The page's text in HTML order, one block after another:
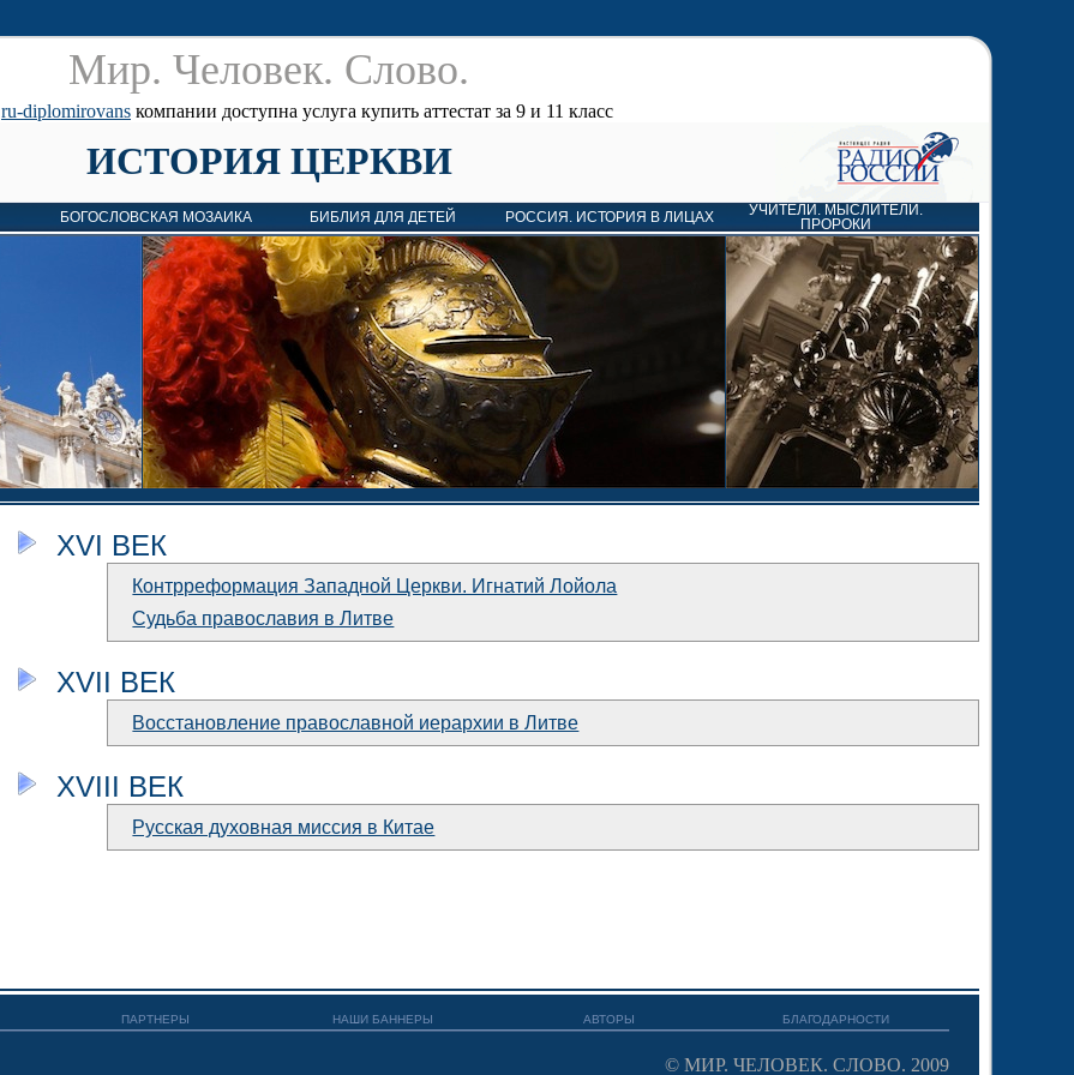
Мир. Человек. Cлово.
ru-diplomirovans компании доступна услуга купить аттестат за 9 и 11 класс
ИСТОРИЯ ЦЕРКВИ
БОГОСЛОВСКАЯ МОЗАИКА БИБЛИЯ ДЛЯ ДЕТЕЙ РОССИЯ. ИСТОРИЯ В ЛИЦАХ
УЧИТЕЛИ. МЫСЛИТЕЛИ.
ПРОРОКИ
XVI ВЕК
Контрреформация Западной Церкви. Игнатий Лойола
Судьба православия в Литве
XVII ВЕК
Восстановление православной иерархии в Литве
XVIII ВЕК
Русская духовная миссия в Китае
ПАРТНЕРЫ НАШИ БАННЕРЫ АВТОРЫ БЛАГОДАРНОСТИ
© МИР. ЧЕЛОВЕК. CЛОВО. 2009